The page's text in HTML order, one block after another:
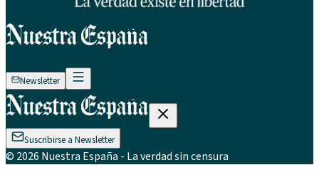
Newsletter
Suscribirse a Newsletter
© 2026 Nuestra España - La verdad sin censura